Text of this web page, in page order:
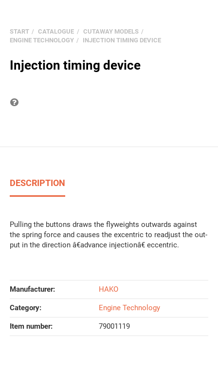
START CATALOGUE
CUTAWAY MODELS
ENGINE TECHNOLOGY
INJECTION TIMING DEVICE
Injection timing device
DESCRIPTION
Pulling the buttons draws the flyweights outwards against
the spring force and causes the excentric to readjust the out-
put in the direction â€advance injectionâ€ eccentric.
Manufacturer: HAKO
Category: Engine Technology
Item number: 79001119